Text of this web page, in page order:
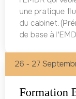
une pratique
du cabinet.
de base à
Formation
26 - 27